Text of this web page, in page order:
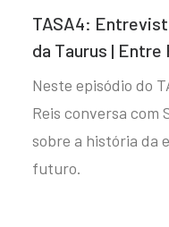
TASA4:
da Taurus | Entre
Neste episódio do
Reis conversa com
sobre a história da
futuro.